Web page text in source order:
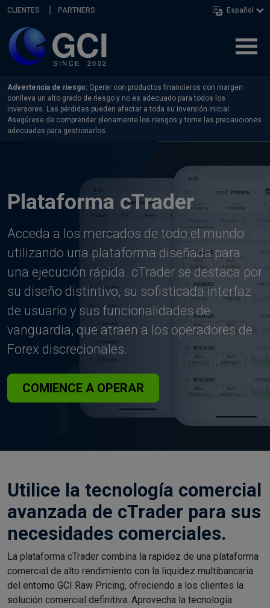
Skip navigation
CLIENTES PARTNERS Español
Advertencia de riesgo: Operar con productos financieros con margen
conlleva un alto grado de riesgo y no es adecuado para todos los
inversores. Las pérdidas pueden afectar a toda su inversión inicial.
Asegúrese de comprender plenamente los riesgos y tome las precauciones
adecuadas para gestionarlos.
Plataforma cTrader
Acceda a los mercados de todo el mundo
utilizando una plataforma diseñada para
una ejecución rápida. cTrader se destaca por
su diseño distintivo, su sofisticada interfaz
de usuario y sus funcionalidades de
vanguardia, que atraen a los operadores de
Forex discrecionales.
COMIENCE A OPERAR
Utilice la tecnología comercial
avanzada de cTrader para sus
necesidades comerciales.
La plataforma cTrader combina la rapidez de una plataforma
comercial de alto rendimiento con la liquidez multibancaria
del entorno GCI Raw Pricing, ofreciendo a los clientes la
solución comercial definitiva. Aprovecha la tecnología